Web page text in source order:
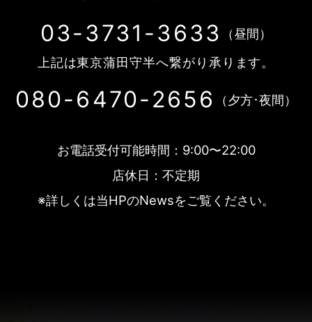
03-3731-3633
（昼間）
上記は東京蒲田守半へ繋がり承ります。
080-6470-2656 （夕方･夜間）
お電話受付可能時間：9:00〜22:00
店休日：不定期
※詳しくは当HPのNewsをご覧ください。